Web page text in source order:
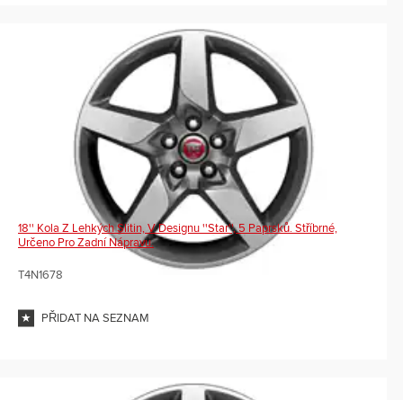
18'' Kola Z Lehkých Slitin, V Designu ''Star'', 5 Paprsků. Stříbrné,
Určeno Pro Zadní Nápravu.
T4N1678
PŘIDAT NA SEZNAM